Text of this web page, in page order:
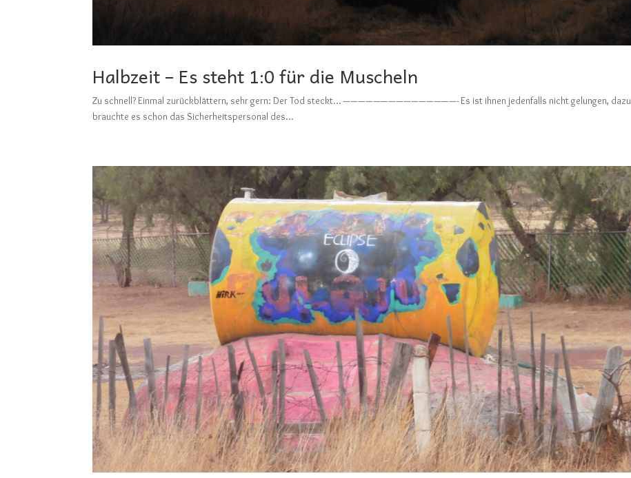
Halbzeit – Es steht 1:0 für die Muscheln
Zu schnell? Einmal zurückblättern, sehr gern: Der Tod steckt… ———————————————- Es ist ihnen jedenfalls nicht gelungen, dazu
brauchte es schon das Sicherheitspersonal des...